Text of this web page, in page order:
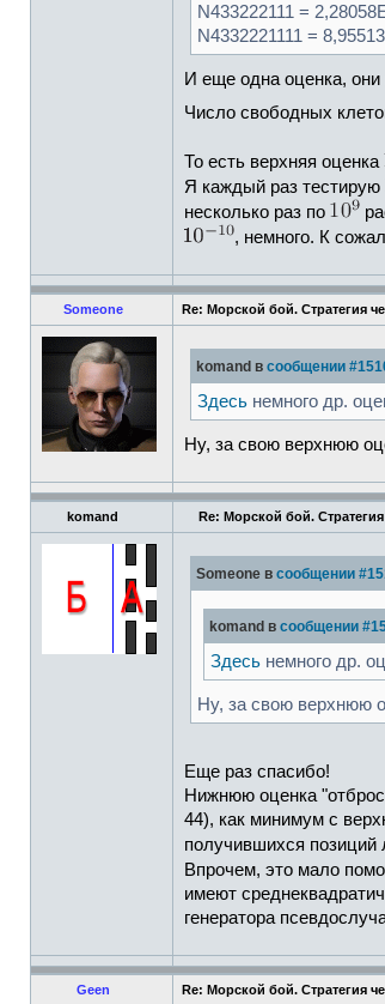
N433222111 =
N4332221111 =
И еще одна оценка, они
Число свободных
То есть верхняя оценка
Я каждый раз тестирую
несколько раз по
, немного. К
Someone Re: Морской бой. Стратегия
komand в сообщении
Здесь немного др.
Ну, за свою верхнюю
komand Re: Морской бой.
Someone в сообщении
komand в сообщении
Здесь немного др.
Ну, за свою верхнюю
Еще раз спасибо!
Нижнюю оценка
44), как минимум с
получившихся позиций
Впрочем, это мало
имеют
генератора
Geen Re: Морской бой. Стратегия